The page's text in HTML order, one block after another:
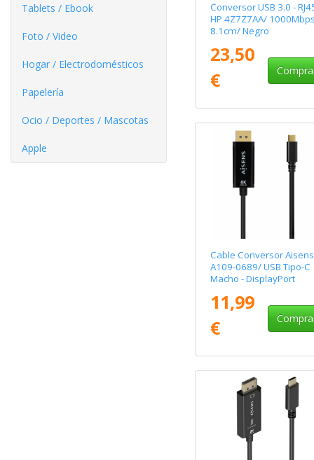
Tablets / Ebook
Foto / Video
Hogar / Electrodomésticos
Papelería
Ocio / Deportes / Mascotas
Apple
Conversor USB 3.0 -
HP 4Z7Z7AA/
8.1cm/ Negro
23,50
€
Cable Conversor Aisens
A109-0689/ USB Tipo-C
Macho - DisplayPort
1250Mbps/ 1.8m/
11,99
€